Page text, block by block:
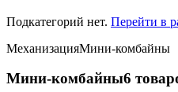
Подкатегорий нет. Перейти в
МеханизацияМини-комбайны
Мини-комбайны6